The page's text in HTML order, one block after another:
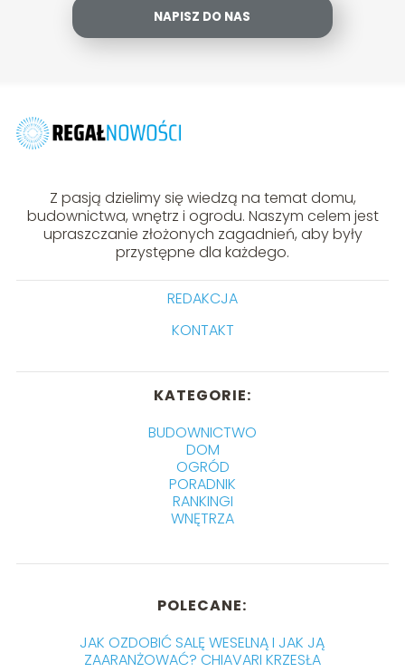
NAPISZ DO NAS
Z pasją dzielimy się wiedzą na temat domu,
budownictwa, wnętrz i ogrodu. Naszym celem jest
upraszczanie złożonych zagadnień, aby były
przystępne dla każdego.
REDAKCJA
KONTAKT
KATEGORIE:
BUDOWNICTWO
DOM
OGRÓD
PORADNIK
RANKINGI
WNĘTRZA
POLECANE:
JAK OZDOBIĆ SALĘ WESELNĄ I JAK JĄ
ZAARANŻOWAĆ? CHIAVARI KRZESŁA